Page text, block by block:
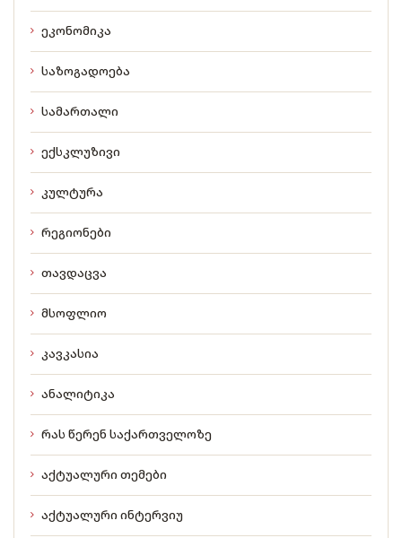
ეკონომიკა
საზოგადოება
სამართალი
ექსკლუზივი
კულტურა
რეგიონები
თავდაცვა
მსოფლიო
კავკასია
ანალიტიკა
რას წერენ საქართველოზე
აქტუალური თემები
აქტუალური ინტერვიუ